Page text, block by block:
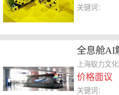
关键词：
全息舱AI
上海蚁力文
价格面议
关键词：